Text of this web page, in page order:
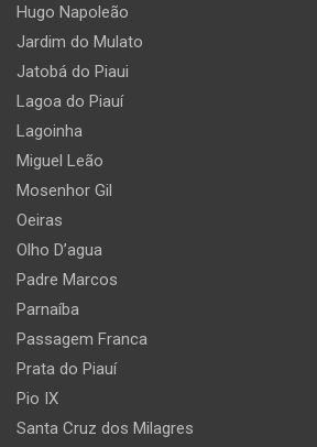
Hugo Napoleão
Jardim do Mulato
Jatobá do Piaui
Lagoa do Piauí
Lagoinha
Miguel Leão
Mosenhor Gil
Oeiras
Olho D’agua
Padre Marcos
Parnaíba
Passagem Franca
Prata do Piauí
Pio IX
Santa Cruz dos Milagres